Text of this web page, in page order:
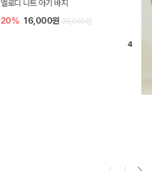
엘로디 니트 아기 바지
20% 16,000원 20,000원